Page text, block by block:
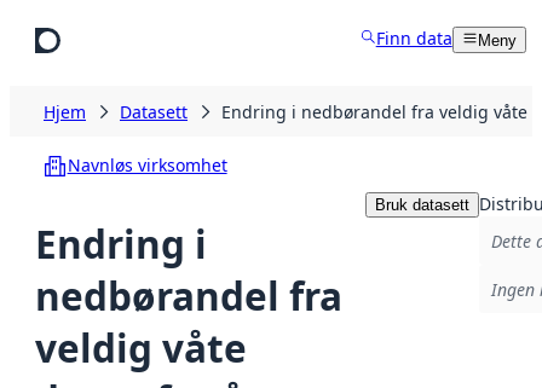
Finn data Meny
Hjem Datasett Endring i nedbørandel fra veldig våte
Navnløs virksomhet
Endring i
nedbørandel fra
veldig våte
Bruk datasett
Dette
Ingen